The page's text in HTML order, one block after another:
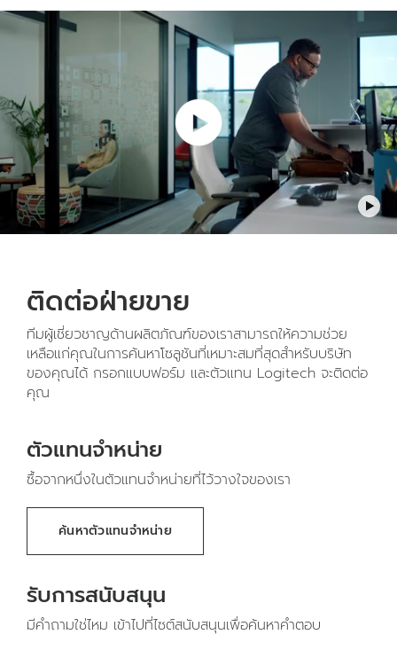
ติดต่อฝ่ายขาย
ทีมผู้เชี่ยวชาญด้านผลิตภัณฑ์ของเราสามารถให้ความช่วย
เหลือแก่คุณในการค้นหาโซลูชันที่เหมาะสมที่สุดสำหรับบริษัท
ของคุณได้ กรอกแบบฟอร์ม และตัวแทน Logitech จะติดต่อ
คุณ
ตัวแทนจำหน่าย
ซื้อจากหนึ่งในตัวแทนจำหน่ายที่ไว้วางใจของเรา
ค้นหาตัวแทนจำหน่าย
รับการสนับสนุน
มีคำถามใช่ไหม เข้าไปที่ไซต์สนับสนุนเพื่อค้นหาคำตอบ